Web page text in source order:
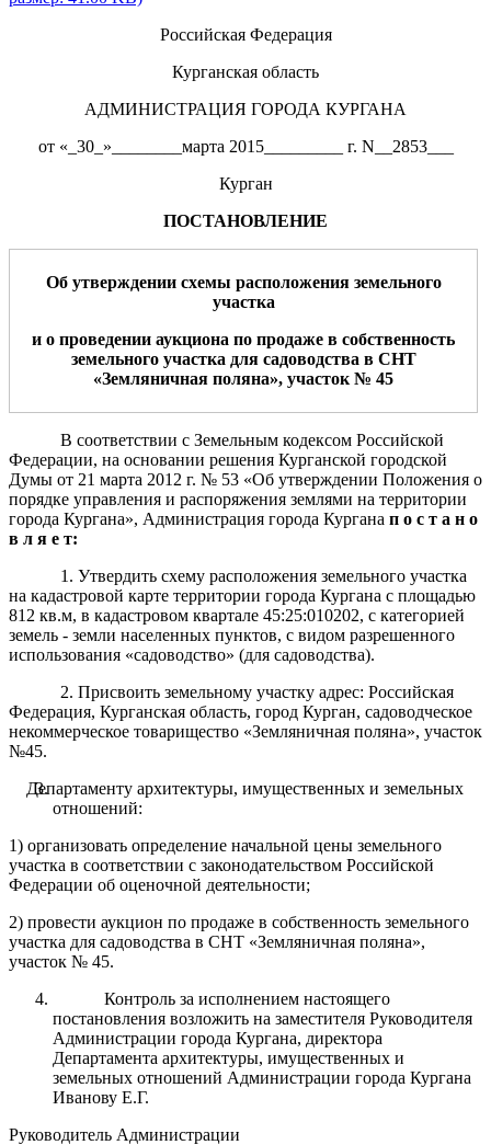
Российская Федерация
Курганская область
АДМИНИСТРАЦИЯ ГОРОДА КУРГАНА
от «_30_»________марта 2015_________ г. N__2853___
Курган
ПОСТАНОВЛЕНИЕ
Об утверждении схемы расположения земельного
участка
и о проведении аукциона по продаже в собственность
земельного участка для садоводства в СНТ
«Земляничная поляна», участок № 45
В соответствии с Земельным кодексом Российской
Федерации, на основании решения Курганской городской
Думы от 21 марта 2012 г. № 53 «Об утверждении Положения о
порядке управления и распоряжения землями на территории
города Кургана», Администрация города Кургана п о с т а н о
в л я е т:
1. Утвердить схему расположения земельного участка
на кадастровой карте территории города Кургана с площадью
812 кв.м, в кадастровом квартале 45:25:010202, с категорией
земель - земли населенных пунктов, с видом разрешенного
использования «садоводство» (для садоводства).
2. Присвоить земельному участку адрес: Российская
Федерация, Курганская область, город Курган, садоводческое
некоммерческое товарищество «Земляничная поляна», участок
№45.
Департаменту архитектуры, имущественных и земельных
отношений:
1) организовать определение начальной цены земельного
участка в соответствии с законодательством Российской
Федерации об оценочной деятельности;
2) провести аукцион по продаже в собственность земельного
участка для садоводства в СНТ «Земляничная поляна»,
участок № 45.
Контроль за исполнением настоящего
постановления возложить на заместителя Руководителя
Администрации города Кургана, директора
Департамента архитектуры, имущественных и
земельных отношений Администрации города Кургана
Иванову Е.Г.
Руководитель Администрации